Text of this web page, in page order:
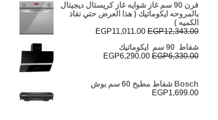
فرن 90 سم غاز شوايه غاز كريستال ديجيتال
بالمروحه ايكوماتيك ( هذا العرض حتي نفاذ
الكميه )
EGP12,343.00
السعر
هو:
EGP12,343.00.
EGP11,011.00
شفاط 90 سم ايكوماتيك
EGP6,330.00
السعر
EGP6,330.00.
EGP6,290.00
EGP6,290.00.
Bosch شفاط مطبخ 60 سم بوش
EGP1,699.00